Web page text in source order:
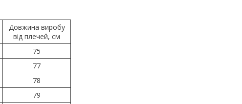
Довжина виробу
від плечей, см
75
77
78
79